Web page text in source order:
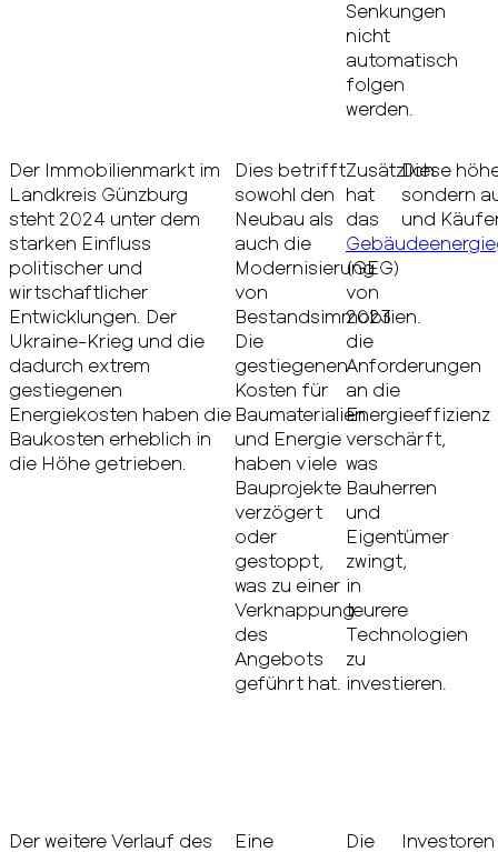
Senkungen
nicht
automatisch
folgen
werden.
Der Immobilienmarkt im
Landkreis Günzburg
steht 2024 unter dem
starken Einfluss
politischer und
wirtschaftlicher
Entwicklungen. Der
Ukraine-Krieg und die
dadurch extrem
gestiegenen
Energiekosten haben die
Baukosten erheblich in
die Höhe getrieben.
Dies betrifft
sowohl den
Neubau als
auch die
Modernisierung
von
Bestandsimmobilien.
Die
gestiegenen
Kosten für
Baumaterialien
und Energie
haben viele
Bauprojekte
verzögert
oder
gestoppt,
was zu einer
Verknappung
des
Angebots
geführt hat.
Zusätzlich
hat
das
(GEG)
von
2023
die
Anforderungen
an die
Energieeffizienz
verschärft,
was
Bauherren
und
Eigentümer
zwingt,
in
teurere
Technologien
zu
investieren.
Diese
sondern
und
Der weitere Verlauf des
Eine
Die